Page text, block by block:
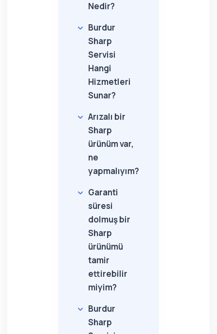
Nedir?
Burdur
Sharp
Servisi
Hangi
Hizmetleri
Sunar?
Arızalı bir
Sharp
ürünüm var,
ne
yapmalıyım?
Garanti
süresi
dolmuş bir
Sharp
ürünümü
tamir
ettirebilir
miyim?
Burdur
Sharp